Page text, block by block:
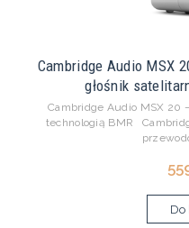
Cambridge Audio MSX
głośnik
Cambridge Audio MSX 20
technologią BMR
Do